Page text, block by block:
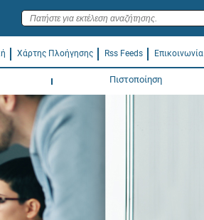
Χάρτης Πλοήγησης Rss Feeds Επικοινωνία
Πιστοποίηση